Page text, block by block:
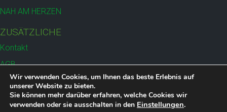
NAH AM HERZEN
ZUSÄTZLICHE
Kontakt
AGB
Versand
Datenschutz
Wir verwenden Cookies, um Ihnen das beste Erlebnis auf
unserer Website zu bieten.
Sie können mehr darüber erfahren, welche Cookies wir
verwenden oder sie ausschalten in den Einstellungen.